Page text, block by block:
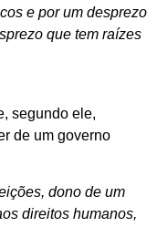
e por um desprezo
que tem raízes
segundo ele,
de um governo
dono de um
direitos humanos,